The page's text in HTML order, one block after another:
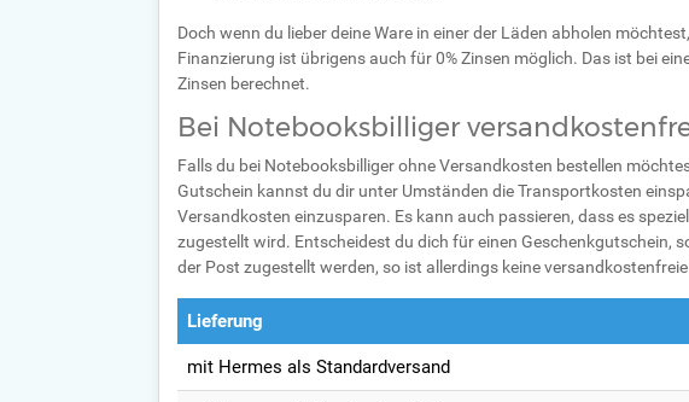
Doch wenn du lieber deine Ware in einer der Läden abholen
Finanzierung ist übrigens auch für 0% Zinsen möglich. Das ist bei
Zinsen berechnet.
Bei Notebooksbilliger
Falls du bei Notebooksbilliger ohne Versandkosten bestellen
Gutschein kannst du dir unter Umständen die Transportkosten
Versandkosten einzusparen. Es kann auch passieren, dass es
zugestellt wird. Entscheidest du dich für einen Geschenkgutschein,
der Post zugestellt werden, so ist allerdings keine
Lieferung
mit Hermes als Standardversand